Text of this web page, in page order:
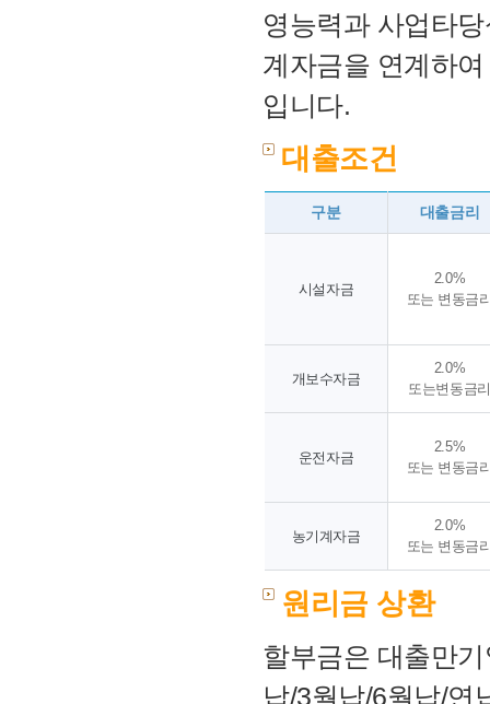
영능력과 사업타
계자금을 연계하
입니다.
대출조건
구분 대출금리
시설자금
2.0%
또는 변동금
개보수자금
2.0%
또는변동금리
운전자금
2.5%
또는 변동금
농기계자금
2.0%
또는 변동금
원리금 상환
할부금은 대출만
납/3월납/6월납/연